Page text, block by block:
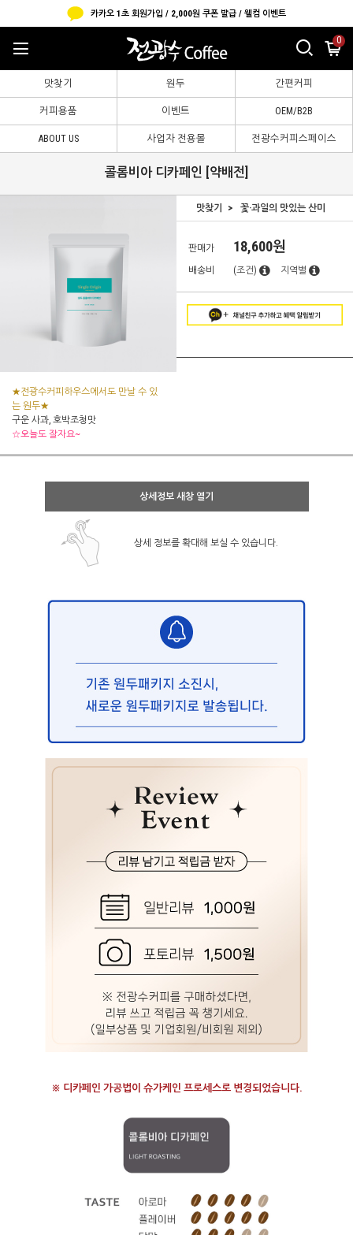
카카오 1초 회원가입 / 2,000원 쿠폰 발급 / 웰컴 이벤트
0
맛찾기 원두 간편커피
커피용품 이벤트 OEM/B2B
ABOUT US 사업자 전용몰 전광수커피스페이스
콜롬비아 디카페인 [약배전]
★전광수커피하우스에서도 만날 수 있
는 원두★
구운 사과, 호박조청맛
☆오늘도 잘자요~
맛찾기 꽃·과일의 맛있는 산미
판매가 18,600원
배송비 (조건) 지역별
상세정보 새창 열기
상세 정보를 확대해 보실 수 있습니다.
※ 디카페인 가공법이 슈가케인 프로세스로 변경되었습니다.